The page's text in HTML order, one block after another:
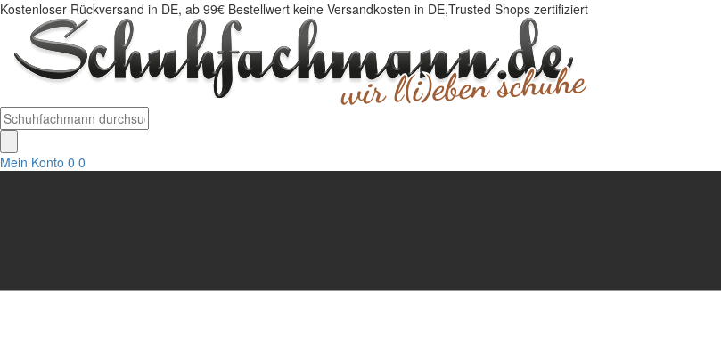
Kostenloser Rückversand in DE, ab 99€ Bestellwert keine Versandkosten in DE,Trusted Shops zertifiziert
Mein Konto 0 0